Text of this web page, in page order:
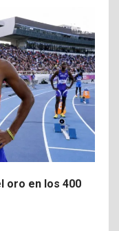
oro en los 400